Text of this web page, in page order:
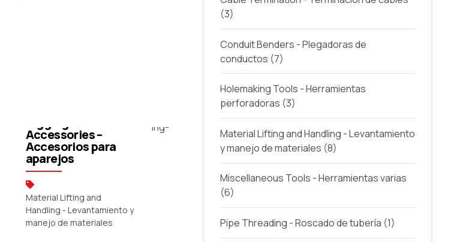
Material Lifting and
Handling - Levantamiento y
manejo de materiales
Accessories –
Accesorios para
aparejos
(3)
Conduit Benders - Plegadoras de
conductos (7)
Holemaking Tools - Herramientas
perforadoras (3)
Material Lifting and Handling - Levantamiento
y manejo de materiales (8)
Miscellaneous Tools - Herramientas varias
(6)
Pipe Threading - Roscado de tubería (1)